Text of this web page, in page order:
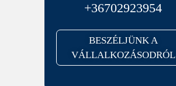
+36702923954
BESZÉLJÜNK A
VÁLLALKOZÁSODRÓL